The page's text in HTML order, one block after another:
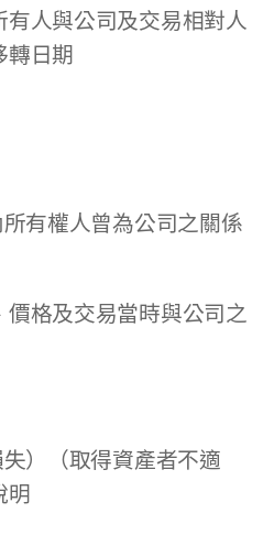
人與公司及交易相對人
轉日期
有權人曾為公司之關係
格及交易當時與公司之
）（取得資產者不適
明